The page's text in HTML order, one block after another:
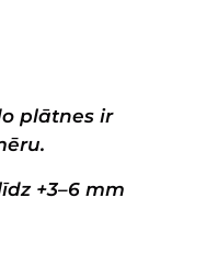
plātnes ir
+3–6 mm